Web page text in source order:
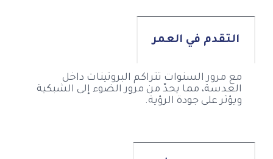
التقدم في العمر
مع مرور السنوات تتراكم البروتينات داخل
العدسة، مما يحدّ من مرور الضوء إلى الشبكية
ويؤثر على جودة الرؤية.